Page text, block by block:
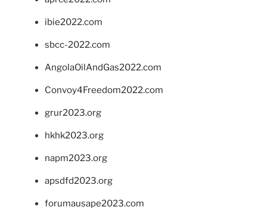
ibie2022.com
sbcc-2022.com
AngolaOilAndGas2022.com
Convoy4Freedom2022.com
grur2023.org
hkhk2023.org
napm2023.org
apsdfd2023.org
forumausape2023.com